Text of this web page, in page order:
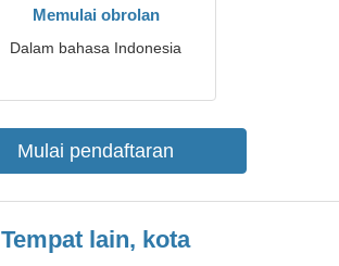
Memulai obrolan
Dalam bahasa Indonesia
Mulai pendaftaran
Tempat lain, kota